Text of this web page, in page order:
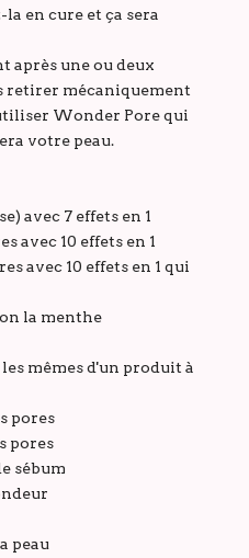
en cure et ça sera
après une ou deux
retirer mécaniquement
Wonder Pore qui
votre peau.
avec 7 effets en 1
avec 10 effets en 1
avec 10 effets en 1 qui
la menthe
mêmes d'un produit à
pores
pores
sébum
peau